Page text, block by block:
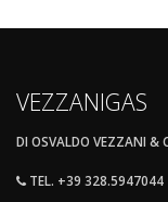
VEZZANIGAS
DI OSVALDO VEZZANI &
TEL. +39 328.5947044